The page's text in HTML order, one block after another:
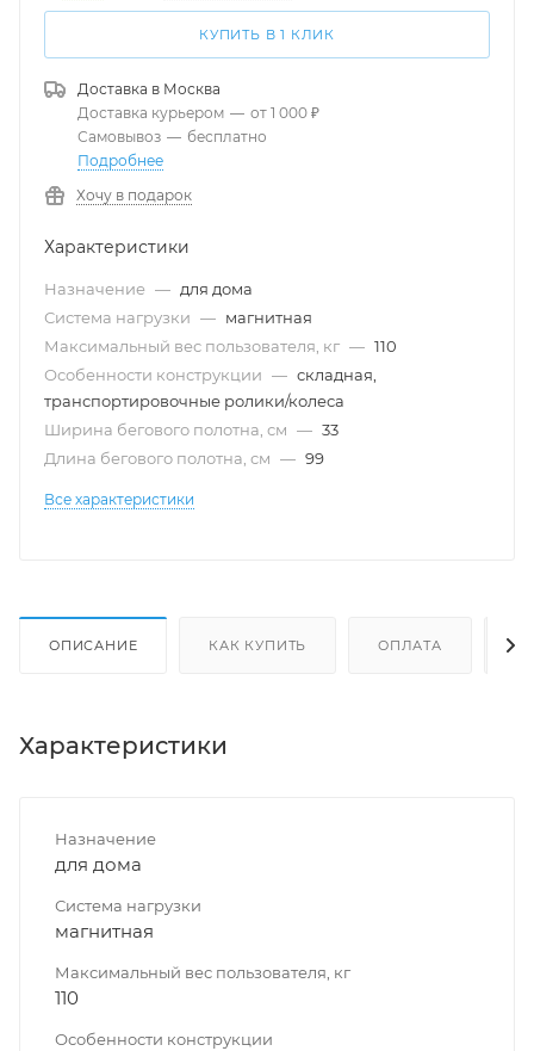
КУПИТЬ В 1 КЛИК
Доставка в Москва
Доставка курьером — от 1 000 ₽
Самовывоз — бесплатно
Подробнее
Хочу в подарок
Характеристики
Назначение — для дома
Система нагрузки — магнитная
Максимальный вес пользователя, кг — 110
Особенности конструкции — складная,
транспортировочные ролики/колеса
Ширина бегового полотна, см — 33
Длина бегового полотна, см — 99
Все характеристики
ОПИСАНИЕ КАК КУПИТЬ ОПЛАТА
Характеристики
Назначение
для дома
Система нагрузки
магнитная
Максимальный вес пользователя, кг
110
Особенности конструкции